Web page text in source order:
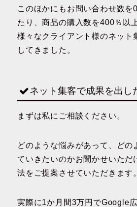
このほかにもお問い合わせ数を
たり、商品の購入数を400％以
様々なクライアント様のネット
してきました。
ネット集客で成果を出し
まずは私にご相談ください。
どのような悩みがあって、どの
ていきたいのかお聞かせいただ
法をご提案させていただきます。
実際に1か月間3万円でGoogle